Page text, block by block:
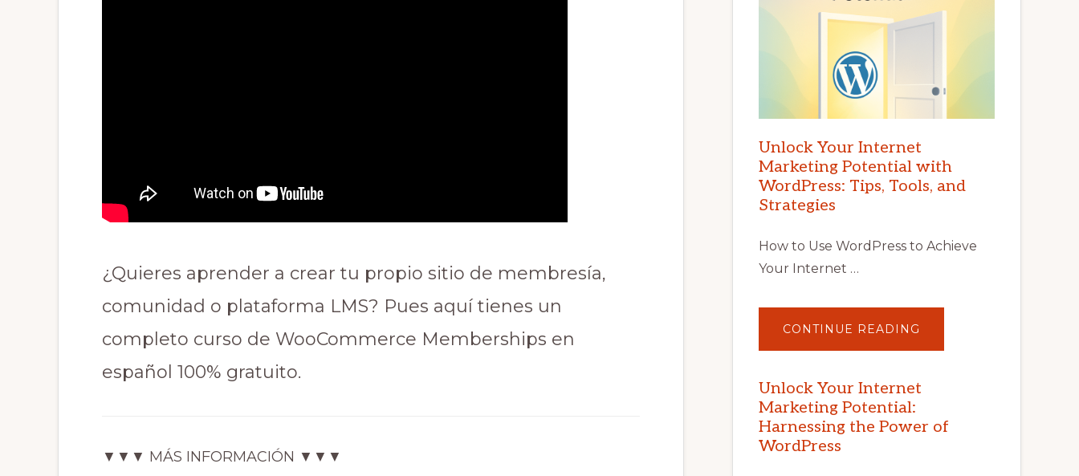
¿Quieres aprender a crear tu propio sitio de membresía,
comunidad o plataforma LMS? Pues aquí tienes un
completo curso de WooCommerce Memberships en
español 100% gratuito.
▼▼▼ MÁS INFORMACIÓN ▼▼▼
Unlock Your Internet
Marketing Potential with
WordPress: Tips, Tools, and
Strategies
How to Use WordPress to Achieve
Your Internet …
CONTINUE READING
YOUR
POTENTIAL
WITH
TIPS,
TOOLS,
Unlock Your Internet
Marketing Potential:
Harnessing the Power of
WordPress